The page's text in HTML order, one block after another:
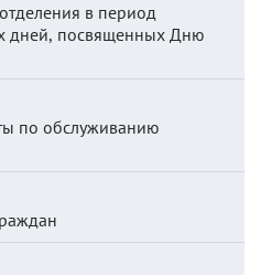
в период
дней, посвященных Дню
по обслуживанию